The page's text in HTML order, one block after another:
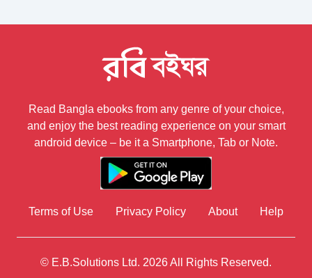
Read Bangla ebooks from any genre of your choice,
and enjoy the best reading experience on your smart
android device – be it a Smartphone, Tab or Note.
Terms of Use Privacy Policy About Help
© E.B.Solutions Ltd. 2026All Rights Reserved.